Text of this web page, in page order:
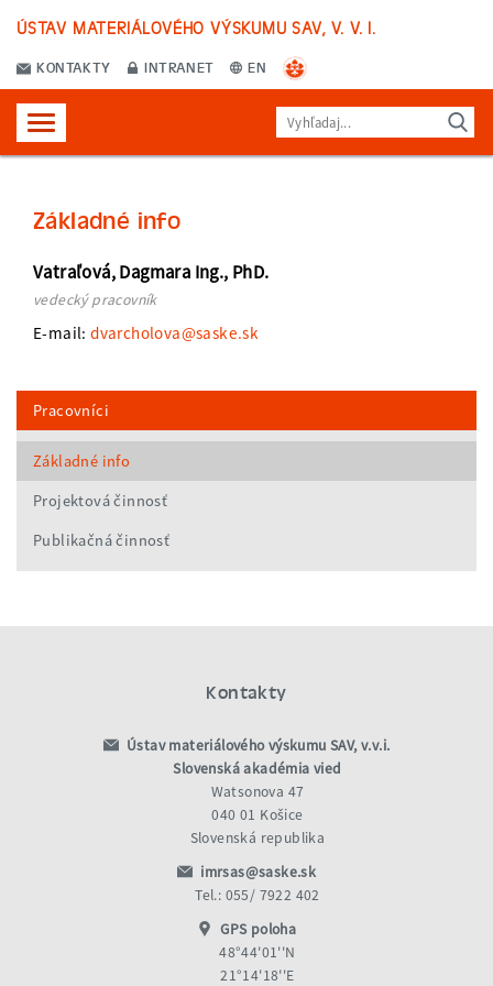
ÚSTAV MATERIÁLOVÉHO VÝSKUMU SAV, V. V. I.
KONTAKTY INTRANET EN
Základné info
Vatraľová, Dagmara Ing., PhD.
vedecký pracovník
E-mail:dvarcholova@saske.sk
Pracovníci
Základné info
Projektová činnosť
Publikačná činnosť
Kontakty
Ústav materiálového výskumu SAV, v.v.i.
Slovenská akadémia vied
Watsonova 47
040 01 Košice
Slovenská republika
imrsas@saske.sk
Tel.: 055/ 7922 402
GPS poloha
48°44'01''N
21°14'18''E